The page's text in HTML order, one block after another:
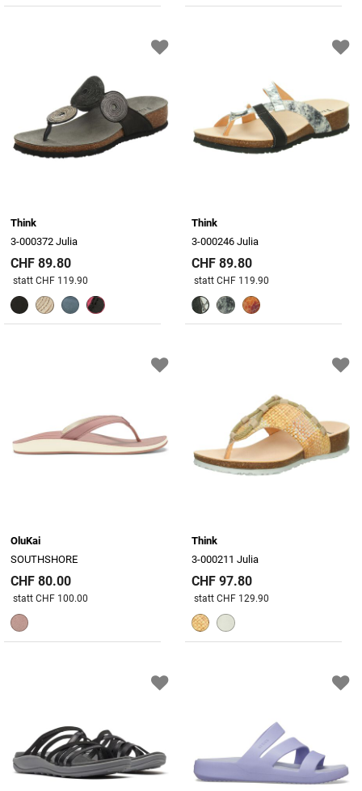
Think
3-000372 Julia
CHF 89.80
Preis reduziert von
statt CHF 119.90
Think
3-000246 Julia
CHF 89.80
Preis reduziert von
statt CHF 119.90
OluKai
SOUTHSHORE
CHF 80.00
Preis reduziert von
statt CHF 100.00
Think
3-000211 Julia
CHF 97.80
Preis reduziert von
statt CHF 129.90